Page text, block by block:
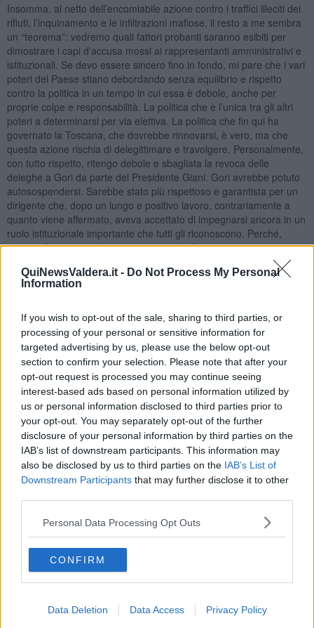
QuiNewsValdera.it - Do Not Process My Personal
Information
If you wish to opt-out of the sale, sharing to third parties, or
processing of your personal or sensitive information for
targeted advertising by us, please use the below opt-out
section to confirm your selection. Please note that after your
opt-out request is processed you may continue seeing
interest-based ads based on personal information utilized by
us or personal information disclosed to third parties prior to
your opt-out. You may separately opt-out of the further
disclosure of your personal information by third parties on the
IAB’s list of downstream participants. This information may
also be disclosed by us to third parties on the IAB’s List of
Downstream Participants that may further disclose it to other
Personal Data Processing Opt Outs
CONFIRM
Data Deletion Data Access Privacy Policy
Insomma, al netto dell’encomiabile azione contro i traffici illeciti dei
rifiuti, l’inquinamento e le infiltrazioni mafiose, il resto a me sembra
un “teorema”: vedremo quali fattori probanti saranno esibiti per
dimostrare i capi d’accusa mossi ai rappresentanti amministrativi e
istituzionali. Se devo essere sincero fino in fondo, mi pare che i vari
poteri del Paese stiano debordando senza equilibrio e rispetto
contro la politica in un tempo in cui essa è debole, anche per
proprie colpe e responsabilità. La politica che è l’unica tra gli altri
poteri a determinarsi per via elettiva. La politica che fin qui ha
governato la Toscana, che dovrebbe rinnovarsi, è vero, ma che
questa azione rischia di delegittimare e travolgere. Personalmente,
con tutto rispetto, ritengo debole e sbagliata la revoca delle
deleghe a Gori da parte del Presidente Giani. Gori avrebbe potuto
autosospendersi. Sarebbe stato più rispettoso e garantista per un
dirigente che, dopo un lungo e positivo lavoro, contrariamente a
quanto viene affermato, aveva accettato di impegnarsi ancora in un
ruolo istituzionale importante che tutti gli riconoscono. Perché,
senza urla e strepiti, noi siamo garantisti davvero e non
giustizialisti. E abbiamo fiducia nelle persone capaci e perbene.
Ecco, l’ho detto e mi sento liberato. Evviva il 25 aprile, Festa della
Liberazione! Speriamo di liberarci anche dal virus. Buona domenica
Pontedera, 25 aprile 2021
Libero Venturi
Se vuoi leggere le notizie principali della Toscana iscriviti alla
Newsletter QUInews - ToscanaMedia. Arriva gratis tutti i giorni
alle 20:00 direttamente nella tua casella di posta.
Basta cliccareQUI
Ti potrebbe interessare anche:
Articoli dal Blog “Pensieri della domenica” di Libero Venturi
​Agorà reloaded
Ultimo
​L’urlo e gli inglesi
Può darsi